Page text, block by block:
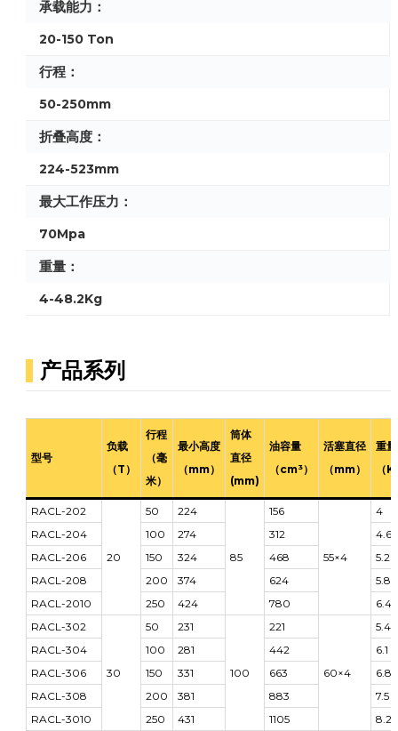
承载能力：
20-150 Ton
行程：
50-250mm
折叠高度：
224-523mm
最大工作压力：
70Mpa
重量：
4-48.2Kg
产品系列
型号
负载
（T）
行程
（毫
米）
最小高度
（mm）
筒体
直径
(mm)
油容量
（cm³）
活塞直径
（mm）
重量
（
RACL-202
20
50 224
85
156
55×4
4
RACL-204
100 274 312
4.6
RACL-206
150 324 468
5.2
RACL-208
200 374 624
5.8
RACL-2010
250 424 780
6.4
RACL-302
30
50 231
100
221
60×4
5.4
RACL-304
100 281 442
6.1
RACL-306
150 331 663
6.8
RACL-308
200 381 883
7.5
RACL-3010
250 431 1105
8.2